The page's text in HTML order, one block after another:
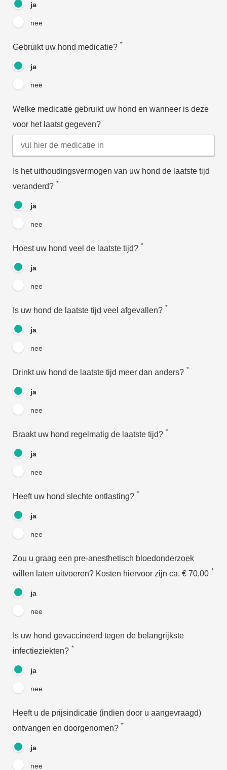
ja
nee
Gebruikt uw hond medicatie? *
ja
nee
Welke medicatie gebruikt uw hond en wanneer is deze
voor het laatst gegeven?
Is het uithoudingsvermogen van uw hond de laatste tijd
veranderd? *
ja
nee
Hoest uw hond veel de laatste tijd? *
ja
nee
Is uw hond de laatste tijd veel afgevallen? *
ja
nee
Drinkt uw hond de laatste tijd meer dan anders? *
ja
nee
Braakt uw hond regelmatig de laatste tijd? *
ja
nee
Heeft uw hond slechte ontlasting? *
ja
nee
Zou u graag een pre-anesthetisch bloedonderzoek
willen laten uitvoeren? Kosten hiervoor zijn ca. € 70,00 *
ja
nee
Is uw hond gevaccineerd tegen de belangrijkste
infectieziekten? *
ja
nee
Heeft u de prijsindicatie (indien door u aangevraagd)
ontvangen en doorgenomen? *
ja
nee